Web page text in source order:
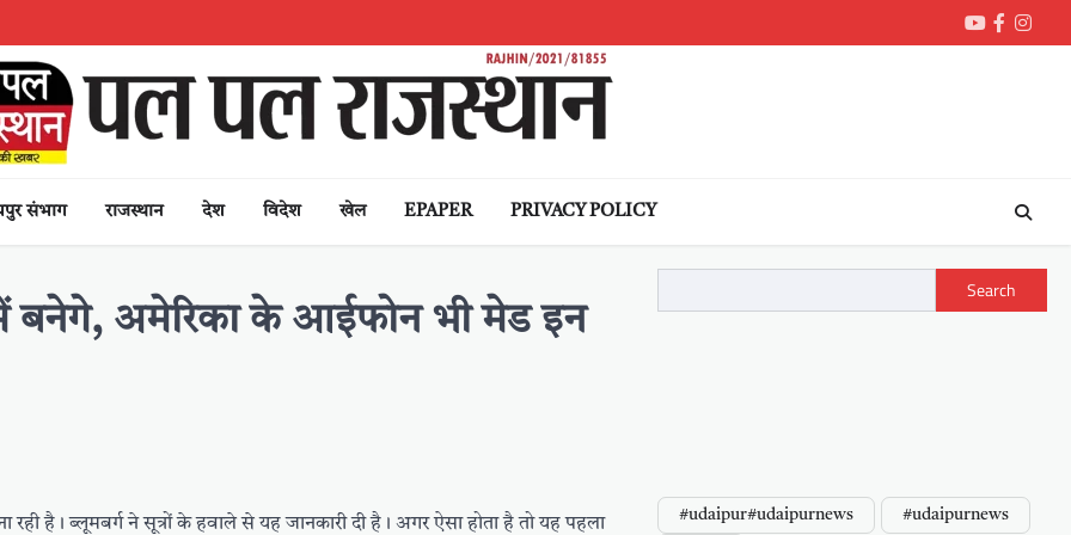
Youtube
संभाग राजस्थान देश विदेश खेल EPAPER PRIVACY POLICY
बनेगे, अमेरिका के आईफोन भी मेड इन
है। ब्लूमबर्ग ने सूत्रों के हवाले से यह जानकारी दी है। अगर ऐसा होता है तो यह पहला
Search
#udaipur#udaipurnews #udaipurnews